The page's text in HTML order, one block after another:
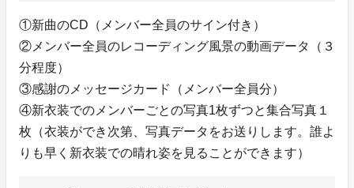
①新曲のCD（メンバー全員のサイン付き）
②メンバー全員のレコーディング風景の動画データ（３
分程度）
③感謝のメッセージカード（メンバー全員分）
④新衣装でのメンバーごとの写真1枚ずつと集合写真１
枚（衣装ができ次第、写真データをお送りします。誰よ
りも早く新衣装での晴れ姿を見ることができます）